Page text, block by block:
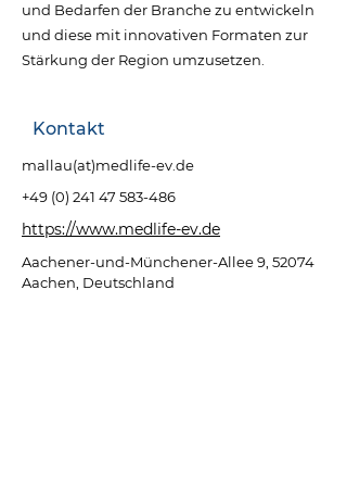
und Bedarfen der Branche zu entwickeln
und diese mit innovativen Formaten zur
Stärkung der Region umzusetzen.
Kontakt
mallau(at)medlife-ev.de
+49 (0) 241 47 583-486
https://www.medlife-ev.de
Aachener-und-Münchener-Allee 9, 52074
Aachen, Deutschland